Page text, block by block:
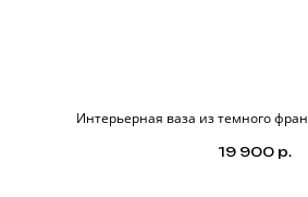
Интерьерная ваза из темного
19 900 р.